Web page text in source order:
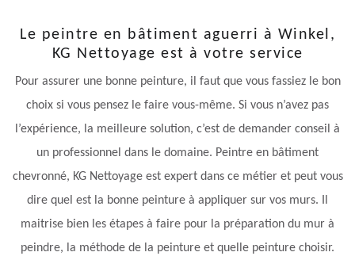
Le peintre en bâtiment aguerri à Winkel,
KG Nettoyage est à votre service
Pour assurer une bonne peinture, il faut que vous fassiez le bon
choix si vous pensez le faire vous-même. Si vous n’avez pas
l’expérience, la meilleure solution, c’est de demander conseil à
un professionnel dans le domaine. Peintre en bâtiment
chevronné, KG Nettoyage est expert dans ce métier et peut vous
dire quel est la bonne peinture à appliquer sur vos murs. Il
maitrise bien les étapes à faire pour la préparation du mur à
peindre, la méthode de la peinture et quelle peinture choisir.